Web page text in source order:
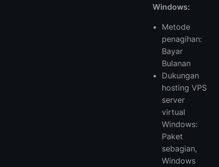
Windows:
Metode
penagihan:
Bayar
Bulanan
Dukungan
hosting VPS
server
virtual
Windows:
Paket
sebagian,
Windows